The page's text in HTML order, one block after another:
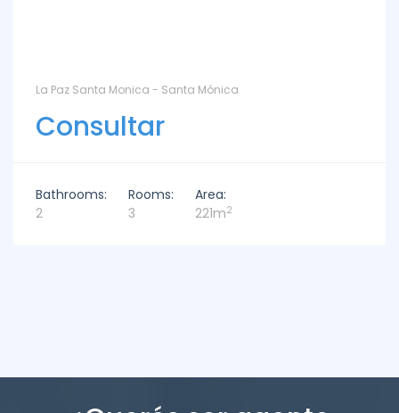
La Paz Santa Monica - Santa Mónica
Consultar
Bathrooms:
2
Rooms:
3
Area:
221m2